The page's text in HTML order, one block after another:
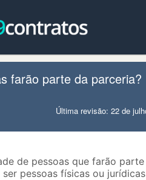
farão parte da parceria?
Última revisão: 22 de
de pessoas que farão parte
pessoas físicas ou